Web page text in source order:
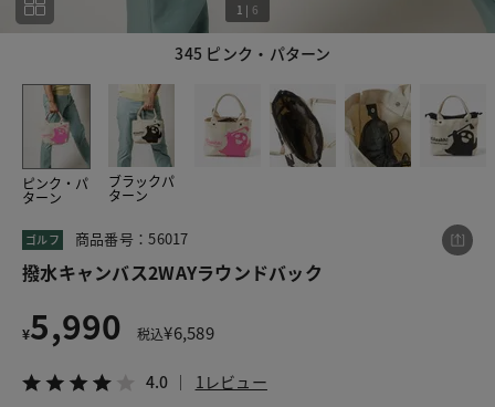
345 ピンク・パターン
1 | 6
ピンク・パ
ターン
ブラックパ
ターン
ゴルフ 商品番号：56017
撥水キャンバス2WAYラウンドバック
¥5,990 税込¥6,589
4.0 1レビュー
この商品をシェアする
撥水キャンバス2WAYラウンドバック
¥5,990 税込¥6,589